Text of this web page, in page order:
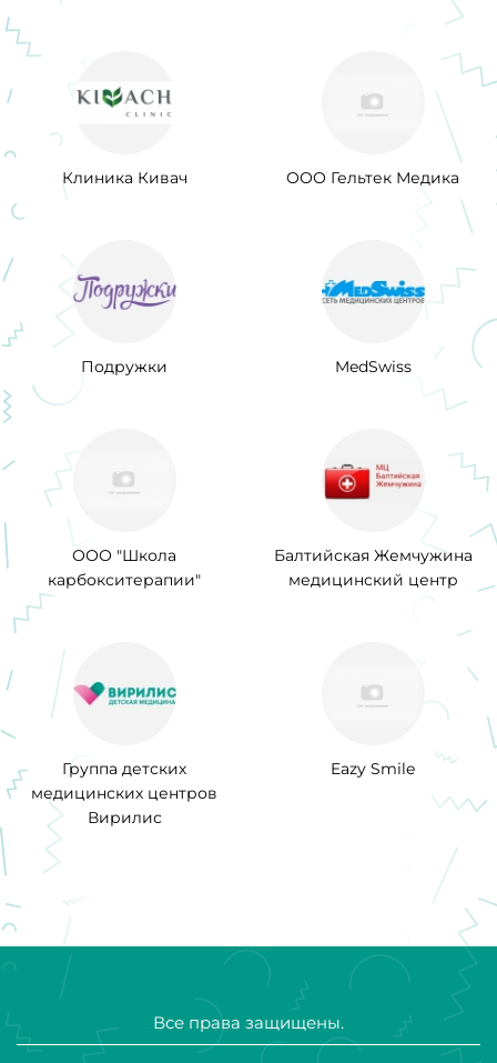
Клиника Кивач ООО Гельтек Медика
Подружки MedSwiss
ООО "Школа
карбокситерапии"
Балтийская Жемчужина
медицинский центр
Группа детских
медицинских центров
Вирилис
Eazy Smile
Все права защищены.